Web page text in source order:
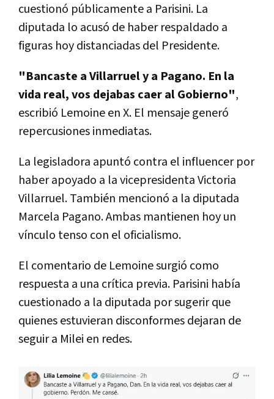
cuestionó públicamente a Parisini. La
diputada lo acusó de haber respaldado a
figuras hoy distanciadas del Presidente.
"Bancaste a Villarruel y a Pagano. En la
vida real, vos dejabas caer al Gobierno",
escribió Lemoine en X. El mensaje generó
repercusiones inmediatas.
La legisladora apuntó contra el influencer por
haber apoyado a la vicepresidenta Victoria
Villarruel. También mencionó a la diputada
Marcela Pagano. Ambas mantienen hoy un
vínculo tenso con el oficialismo.
El comentario de Lemoine surgió como
respuesta a una crítica previa. Parisini había
cuestionado a la diputada por sugerir que
quienes estuvieran disconformes dejaran de
seguir a Milei en redes.